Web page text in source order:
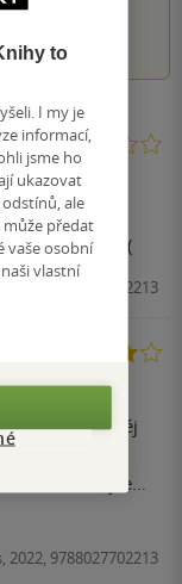
vysvetleni
nemam slov :-(
2022, 9788027702213
Děj
Umřelo tam
umřou (asi jsem
si, že se to
se zase
hrdiny se lehce
2022, 9788027702213
to
I my je
informací,
jsme ho
ukazovat
odstínů, ale
může předat
vaše osobní
vlastní